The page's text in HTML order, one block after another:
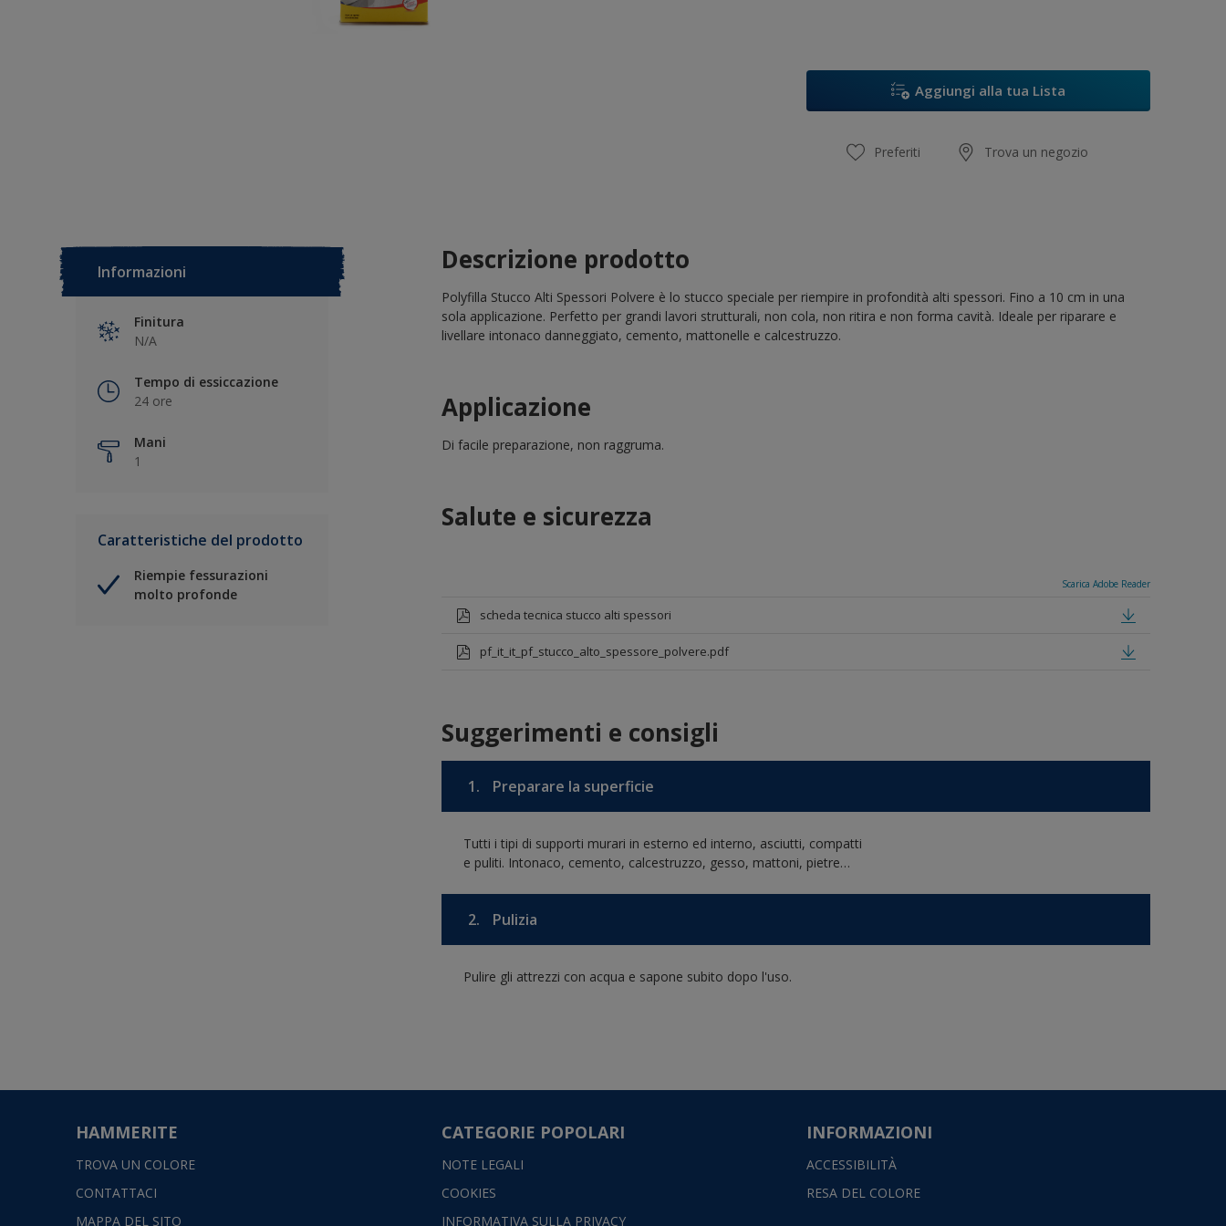
Aggiungi alla tua Lista
Preferiti Trova un negozio
Informazioni
Finitura
N/A
Tempo di essiccazione
24 ore
Mani
1
Caratteristiche del prodotto
Riempie fessurazioni
molto profonde
Descrizione prodotto
Polyfilla Stucco Alti Spessori Polvere è lo stucco speciale per riempire in profondità alti spessori. Fino a 10 cm in una
sola applicazione. Perfetto per grandi lavori strutturali, non cola, non ritira e non forma cavità. Ideale per riparare e
livellare intonaco danneggiato, cemento, mattonelle e calcestruzzo.
Applicazione
Di facile preparazione, non raggruma.
Salute e sicurezza
Scarica Adobe Reader
scheda tecnica stucco alti spessori
pf_it_it_pf_stucco_alto_spessore_polvere.pdf
Suggerimenti e consigli
1. Preparare la superficie
Tutti i tipi di supporti murari in esterno ed interno, asciutti, compatti
e puliti. Intonaco, cemento, calcestruzzo, gesso, mattoni, pietre…
2. Pulizia
Pulire gli attrezzi con acqua e sapone subito dopo l'uso.
HAMMERITE
TROVA UN COLORE
CONTATTACI
MAPPA DEL SITO
CATEGORIE POPOLARI
NOTE LEGALI
COOKIES
INFORMATIVA SULLA PRIVACY
INFORMAZIONI
ACCESSIBILITÀ
RESA DEL COLORE